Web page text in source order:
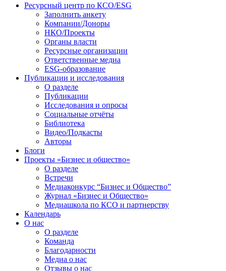
Перейти
содержимому
Ресурсный центр по КСО/ESG
Заполнить анкету
Компании/Доноры
НКО/Проекты
Органы власти
Ресурсные организации
Ответственные медиа
ESG-образование
Публикации и исследования
О разделе
Публикации
Исследования и опросы
Социальные отчёты
Библиотека
Видео/Подкасты
Авторы
Блоги
Проекты «Бизнес и общество»
О разделе
Встречи
Медиаконкурс “Бизнес и Общество”
Журнал «Бизнес и Общество»
Медиашкола по КСО и партнерству
Календарь
О нас
О разделе
Команда
Благодарности
Медиа о нас
Отзывы о нас